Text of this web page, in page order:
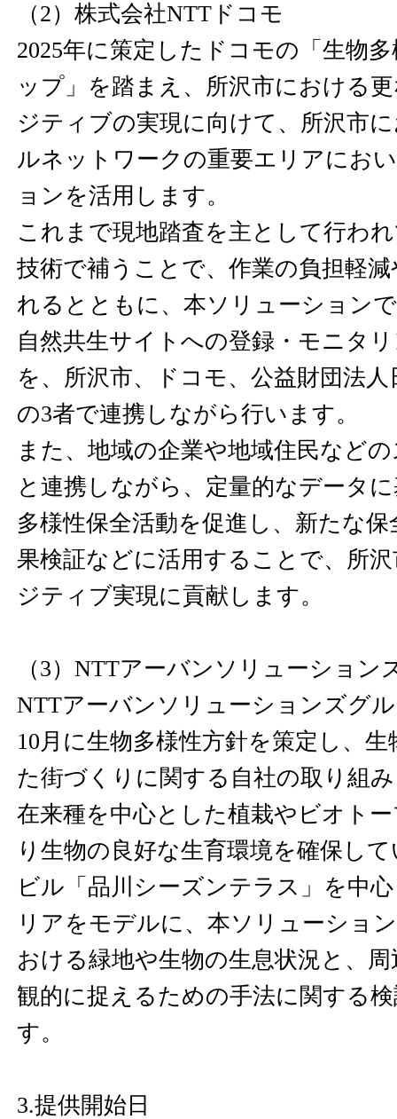
（2）株式会社NTTドコモ
2025年に策定したドコモの「生物
ップ」を踏まえ、所沢市における
ジティブの実現に向けて、所沢市
ルネットワークの重要エリアにお
ョンを活用します。
これまで現地踏査を主として行わ
技術で補うことで、作業の負担軽
れるとともに、本ソリューション
自然共生サイトへの登録・モニタ
を、所沢市、ドコモ、公益財団法
の3者で連携しながら行います。
また、地域の企業や地域住民など
と連携しながら、定量的なデータ
多様性保全活動を促進し、新たな
果検証などに活用することで、所
ジティブ実現に貢献します。
（3）NTTアーバンソリューション
NTTアーバンソリューションズグ
10月に生物多様性方針を策定し、
た街づくりに関する自社の取り組
在来種を中心とした植栽やビオト
り生物の良好な生育環境を確保し
ビル「品川シーズンテラス」を中
リアをモデルに、本ソリューショ
おける緑地や生物の生息状況と、
観的に捉えるための手法に関する
す。
3.提供開始日